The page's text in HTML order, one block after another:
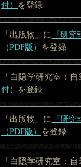
付） を登録
「出版物」に
『研
（PDF版） を登録
「白隠学研究室：
付） を登録
「出版物」に
『研
（PDF版） を登録
「白隠学研究室：